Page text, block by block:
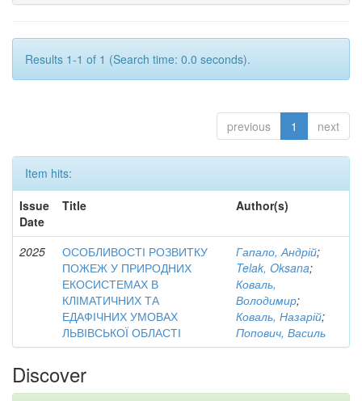
Results 1-1 of 1 (Search time: 0.0 seconds).
previous 1 next
Item hits:
Issue
Date
Title Author(s)
2025
ОСОБЛИВОСТІ РОЗВИТКУ
ПОЖЕЖ У ПРИРОДНИХ
ЕКОСИСТЕМАХ В
КЛІМАТИЧНИХ ТА
ЕДАФІЧНИХ УМОВАХ
ЛЬВІВСЬКОЇ ОБЛАСТІ
Гапало, Андрій;
Telak, Oksana;
Коваль,
Володимир;
Коваль, Назарій;
Попович, Василь
Discover